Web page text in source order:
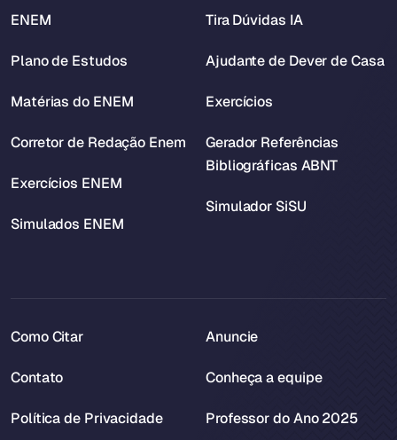
ENEM
Plano de Estudos
Matérias do ENEM
Corretor de Redação Enem
Exercícios ENEM
Simulados ENEM
Tira Dúvidas IA
Ajudante de Dever de Casa
Exercícios
Gerador Referências
Bibliográficas ABNT
Simulador SiSU
Como Citar
Contato
Política de Privacidade
Anuncie
Conheça a equipe
Professor do Ano 2025